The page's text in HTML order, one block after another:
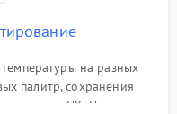
на разных
палитр, сохранения
на ПК. Проверка